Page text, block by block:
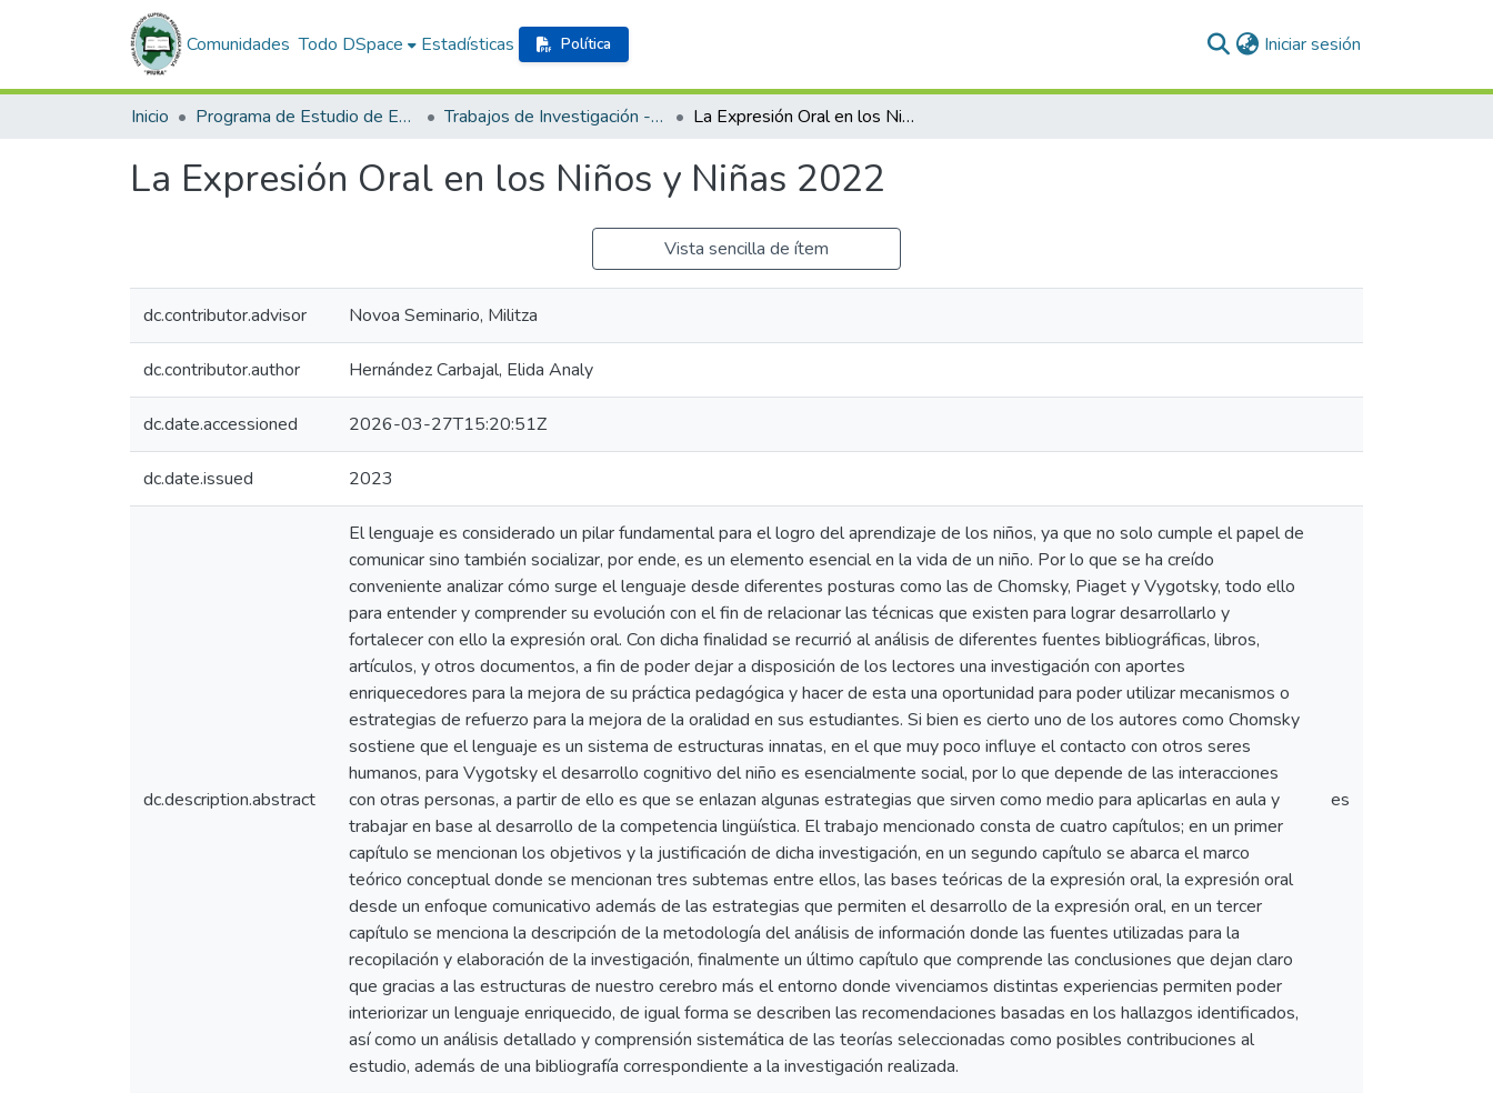
Comunidades Todo DSpace Estadísticas Política Iniciar sesión
Inicio Programa de Estudio de Educación Inicial Trabajos de Investigación - Formación Inicial Docente La Expresión Oral en los Niños y Niñas 2022
La Expresión Oral en los Niños y Niñas 2022
Vista sencilla de ítem
dc.contributor.advisor Novoa Seminario, Militza
dc.contributor.author Hernández Carbajal, Elida Analy
dc.date.accessioned 2026-03-27T15:20:51Z
dc.date.issued 2023
dc.description.abstract
El lenguaje es considerado un pilar fundamental para el logro del aprendizaje de los niños, ya que no solo cumple el papel de
comunicar sino también socializar, por ende, es un elemento esencial en la vida de un niño. Por lo que se ha creído
conveniente analizar cómo surge el lenguaje desde diferentes posturas como las de Chomsky, Piaget y Vygotsky, todo ello
para entender y comprender su evolución con el fin de relacionar las técnicas que existen para lograr desarrollarlo y
fortalecer con ello la expresión oral. Con dicha finalidad se recurrió al análisis de diferentes fuentes bibliográficas, libros,
artículos, y otros documentos, a fin de poder dejar a disposición de los lectores una investigación con aportes
enriquecedores para la mejora de su práctica pedagógica y hacer de esta una oportunidad para poder utilizar mecanismos o
estrategias de refuerzo para la mejora de la oralidad en sus estudiantes. Si bien es cierto uno de los autores como Chomsky
sostiene que el lenguaje es un sistema de estructuras innatas, en el que muy poco influye el contacto con otros seres
humanos, para Vygotsky el desarrollo cognitivo del niño es esencialmente social, por lo que depende de las interacciones
con otras personas, a partir de ello es que se enlazan algunas estrategias que sirven como medio para aplicarlas en aula y
trabajar en base al desarrollo de la competencia lingüística. El trabajo mencionado consta de cuatro capítulos; en un primer
capítulo se mencionan los objetivos y la justificación de dicha investigación, en un segundo capítulo se abarca el marco
teórico conceptual donde se mencionan tres subtemas entre ellos, las bases teóricas de la expresión oral, la expresión oral
desde un enfoque comunicativo además de las estrategias que permiten el desarrollo de la expresión oral, en un tercer
capítulo se menciona la descripción de la metodología del análisis de información donde las fuentes utilizadas para la
recopilación y elaboración de la investigación, finalmente un último capítulo que comprende las conclusiones que dejan claro
que gracias a las estructuras de nuestro cerebro más el entorno donde vivenciamos distintas experiencias permiten poder
interiorizar un lenguaje enriquecido, de igual forma se describen las recomendaciones basadas en los hallazgos identificados,
así como un análisis detallado y comprensión sistemática de las teorías seleccionadas como posibles contribuciones al
estudio, además de una bibliografía correspondiente a la investigación realizada.
es